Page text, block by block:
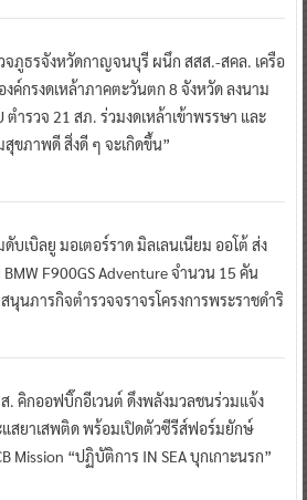
จภูธรจังหวัดกาญจนบุรี ผนึก สสส.-สคล. เครือ
งค์กรงดเหล้าภาคตะวันตก 8 จังหวัด ลงนาม
ตำรวจ 21 สภ. ร่วมงดเหล้าเข้าพรรษา และ
ขภาพดี สิ่งดี ๆ จะเกิดขึ้น”
ดับเบิลยู มอเตอร์ราด มิลเลนเนียม ออโต้ ส่ง
F900GS Adventure จำนวน 15 คัน
นุนภารกิจตำรวจจราจรโครงการพระราชดำริ
. คิกออฟบิ๊กอีเวนต์ ดึงพลังมวลชนร่วมแจ้ง
แสยาเสพติด พร้อมเปิดตัวซีรีส์ฟอร์มยักษ์
Mission “ปฏิบัติการ IN SEA บุกเกาะนรก”